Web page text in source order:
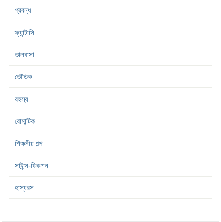
প্রবন্ধ
ফ্যান্টাসি
ভালবাসা
ভৌতিক
রহস্য
রোমান্টিক
শিক্ষনীয় গল্প
সাইন্স-ফিকশন
হাস্যরস